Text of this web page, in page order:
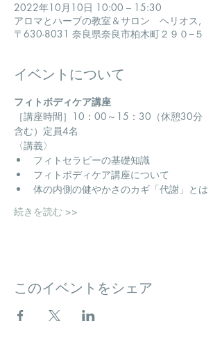
2022年10月10日 10:00 – 15:30
アロマとハーブの教室＆サロン ヘリオス,
〒630-8031 奈良県奈良市柏木町２９０−５
イベントについて
フィトボディケア講座
​［講座時間］10：00～15：30（休憩30分
含む）定員4名
〈講義〉
フィトセラピーの基礎知識
フィトボディケア講座について
体の内側の健やかさのカギ「代謝」とは
続きを読む >>
このイベントをシェア